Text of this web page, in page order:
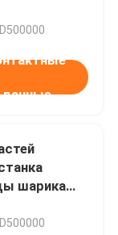
данные
шарика